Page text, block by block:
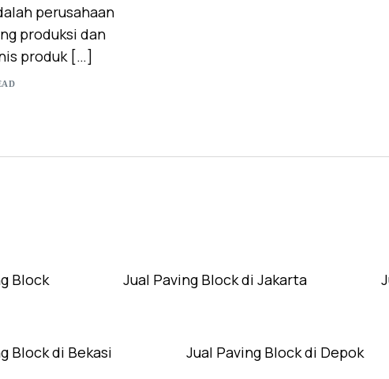
perusahaan
produksi dan
produk […]
Block Jual Paving Block di Jakarta
Block di Bekasi Jual Paving Block di Depok